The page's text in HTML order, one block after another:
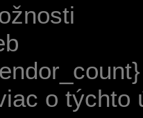
o týchto